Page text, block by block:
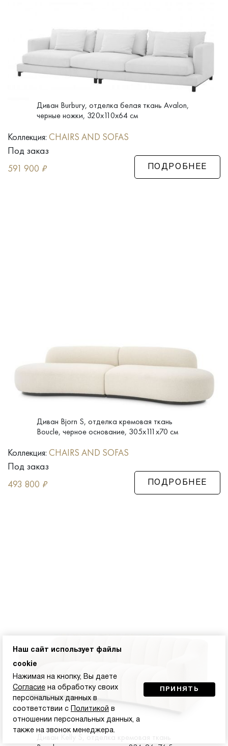
Диван Burbury, отделка белая ткань Avalon,
черные ножки, 320x110x64 см
Коллекция: CHAIRS AND SOFAS
Под заказ
591 900 ₽ ПОДРОБНЕЕ
Диван Bjorn S, отделка кремовая ткань
Boucle, черное основание, 305x111x70 см
Коллекция: CHAIRS AND SOFAS
Под заказ
493 800 ₽ ПОДРОБНЕЕ
Диван Kelly S, отделка кремовая ткань
Наш сайт использует файлы
cookie
Нажимая на кнопку, Вы даете
Согласие на обработку своих
персональных данных в
соответствии с
Политикой в
отношении персональных данных, а
также на звонок менеджера.
ПРИНЯТЬ